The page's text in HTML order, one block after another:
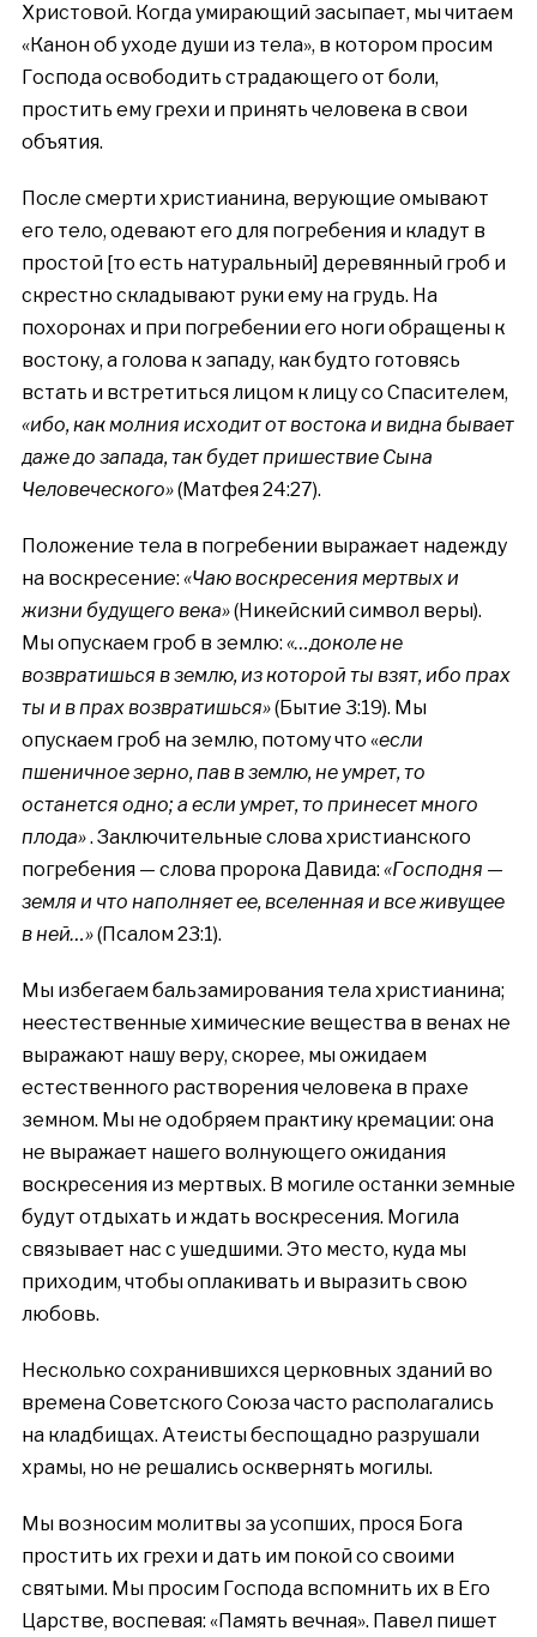
Христовой. Когда умирающий засыпает, мы читаем
«Канон об уходе души из тела», в котором просим
Господа освободить страдающего от боли,
простить ему грехи и принять человека в свои
объятия.
После смерти христианина, верующие омывают
его тело, одевают его для погребения и кладут в
простой [то есть натуральный] деревянный гроб и
скрестно складывают руки ему на грудь. На
похоронах и при погребении его ноги обращены к
востоку, а голова к западу, как будто готовясь
встать и встретиться лицом к лицу со Спасителем,
«ибо, как молния исходит от востока и видна бывает
даже до запада, так будет пришествие Сына
Человеческого»(Матфея 24:27).
Положение тела в погребении выражает надежду
на воскресение: «Чаю воскресения мертвых и
жизни будущего века»(Никейский символ веры).
Мы опускаем гроб в землю: «…доколе не
возвратишься в землю, из которой ты взят, ибо прах
ты и в прах возвратишься»(Бытие 3:19). Мы
опускаем гроб на землю, потому что «если
пшеничное зерно, пав в землю, не умрет, то
останется одно; а если умрет, то принесет много
плода». Заключительные слова христианского
погребения — слова пророка Давида: «Господня —
земля и что наполняет ее, вселенная и все живущее
в ней…»(Псалом 23:1).
Мы избегаем бальзамирования тела христианина;
неестественные химические вещества в венах не
выражают нашу веру, скорее, мы ожидаем
естественного растворения человека в прахе
земном. Мы не одобряем практику кремации: она
не выражает нашего волнующего ожидания
воскресения из мертвых. В могиле останки земные
будут отдыхать и ждать воскресения. Могила
связывает нас с ушедшими. Это место, куда мы
приходим, чтобы оплакивать и выразить свою
любовь.
Несколько сохранившихся церковных зданий во
времена Советского Союза часто располагались
на кладбищах. Атеисты беспощадно разрушали
храмы, но не решались осквернять могилы.
Мы возносим молитвы за усопших, прося Бога
простить их грехи и дать им покой со своими
святыми. Мы просим Господа вспомнить их в Его
Царстве, воспевая: «Память вечная». Павел пишет